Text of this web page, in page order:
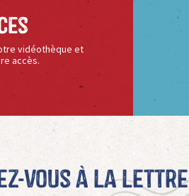
vidéothèque et
accès.
vous à La Lettre